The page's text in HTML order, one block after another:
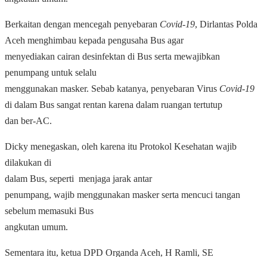
Berkaitan dengan mencegah penyebaran Covid-19, Dirlantas Polda
Aceh menghimbau kepada pengusaha Bus agar
menyediakan cairan desinfektan di Bus serta mewajibkan
penumpang untuk selalu
menggunakan masker. Sebab katanya, penyebaran Virus Covid-19
di dalam Bus sangat rentan karena dalam ruangan tertutup
dan ber-AC.
Dicky menegaskan, oleh karena itu Protokol Kesehatan wajib
dilakukan di
dalam Bus, seperti menjaga jarak antar
penumpang, wajib menggunakan masker serta mencuci tangan
sebelum memasuki Bus
angkutan umum.
Sementara itu, ketua DPD Organda Aceh, H Ramli, SE